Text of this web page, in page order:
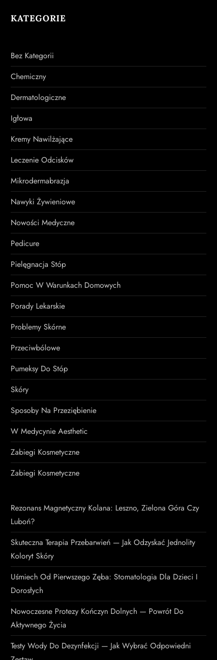
KATEGORIE
Bez Kategorii
Chemiczny
Dermatologiczne
Igłowa
Kremy Nawilżające
Leczenie Odcisków
Mikrodermabrazja
Nawyki Żywieniowe
Nowości Medyczne
Pedicure
Pielęgnacja Stóp
Pomoc W Warunkach Domowych
Porady Lekarskie
Problemy Skórne
Przeciwbólowe
Pumeksy Do Stóp
Skóry
Sposoby Na Przeziębienie
W Medycynie Aesthetic
Zabiegi Kosmetyczne
Zabiegi Kosmetyczne
Rezonans Magnetyczny Kolana: Leszno, Zielona Góra Czy
Luboń?
Skuteczna Terapia Przebarwień — Jak Odzyskać Jednolity
Koloryt Skóry
Uśmiech Od Pierwszego Zęba: Stomatologia Dla Dzieci I
Dorosłych
Nowoczesne Protezy Kończyn Dolnych — Powrót Do
Aktywnego Życia
Testy Wody Do Dezynfekcji — Jak Wybrać Odpowiedni